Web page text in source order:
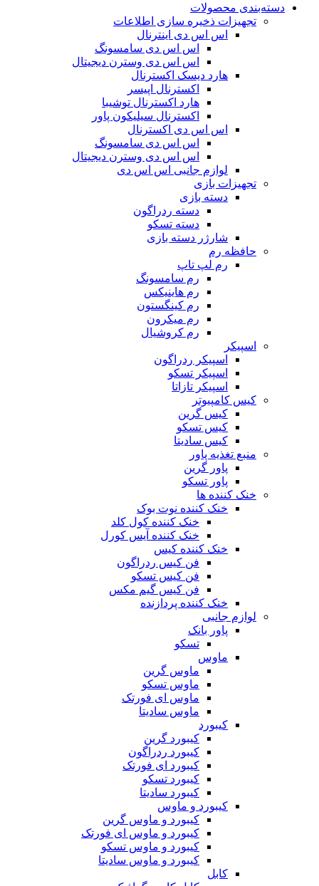
دسته‌بندی محصولات
تجهیزات ذخیره سازی اطلاعات
اس اس دی اینترنال
اس اس دی سامسونگ
اس اس دی وسترن دیجیتال
هارد دیسک اکسترنال
اکسترنال اپیسر
هارد اکسترنال توشیبا
اکسترنال سیلیکون پاور
اس اس دی اکسترنال
اس اس دی سامسونگ
اس اس دی وسترن دیجیتال
لوازم جانبی اس اس دی
تجهیزات بازی
دسته بازی
دسته ردراگون
دسته تسکو
شارژر دسته بازی
حافظه رم
رم لپ تاپ
رم سامسونگ
رم هاینیکس
رم کینگستون
رم میکرون
رم کروشیال
اسپیکر
اسپیکر ردراگون
اسپیکر تسکو
اسپیکر تازاتا
کیس کامپیوتر
کیس گرین
کیس تسکو
کیس سادیتا
منبع تغذیه‌ پاور
پاور گرین
پاور تسکو
خنک کننده ها
خنک کننده نوت بوک
خنک کننده کول کلد
خنک کننده آیس کورل
خنک کننده کیس
فن کیس ردراگون
فن کیس تسکو
فن کیس گیم مکس
خنک کننده پردازنده
لوازم جانبی
پاور بانک
تسکو
ماوس
ماوس گرین
ماوس تسکو
ماوس ای فورتک
ماوس سادیتا
کیبورد
کیبورد گرین
کیبورد ردراگون
کیبورد ای فورتک
کیبورد تسکو
کیبورد سادیتا
کیبورد و ماوس
کیبورد و ماوس گرین
کیبورد و ماوس ای فورتک
کیبورد و ماوس تسکو
کیبورد و ماوس سادیتا
کابل